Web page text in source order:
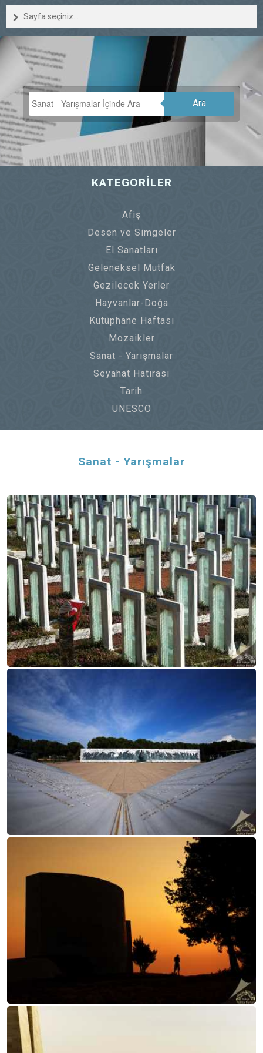
Sayfa seçiniz...
Ara
KATEGORİLER
Afiş
Desen ve Simgeler
El Sanatları
Geleneksel Mutfak
Gezilecek Yerler
Hayvanlar-Doğa
Kütüphane Haftası
Mozaikler
Sanat - Yarışmalar
Seyahat Hatırası
Tarih
UNESCO
Sanat - Yarışmalar